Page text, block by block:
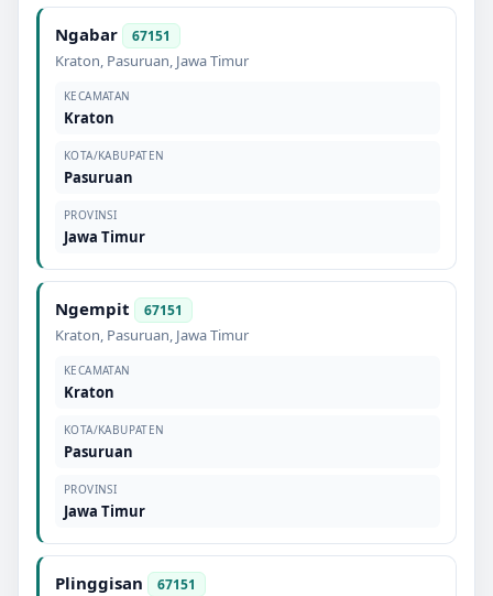
Ngabar 67151
Kraton, Pasuruan, Jawa Timur
KECAMATAN
Kraton
KOTA/KABUPATEN
Pasuruan
PROVINSI
Jawa Timur
Ngempit 67151
Kraton, Pasuruan, Jawa Timur
KECAMATAN
Kraton
KOTA/KABUPATEN
Pasuruan
PROVINSI
Jawa Timur
Plinggisan 67151